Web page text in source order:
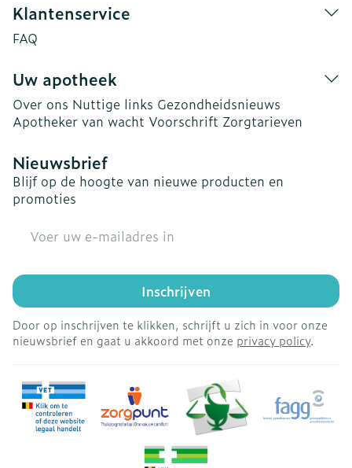
Klantenservice
FAQ
Uw apotheek
Over ons Nuttige links Gezondheidsnieuws
Apotheker van wacht Voorschrift Zorgtarieven
Nieuwsbrief
Blijf op de hoogte van nieuwe producten en
promoties
Inschrijven
Door op inschrijven te klikken, schrijft u zich in voor onze
nieuwsbrief en gaat u akkoord met onze privacy policy.